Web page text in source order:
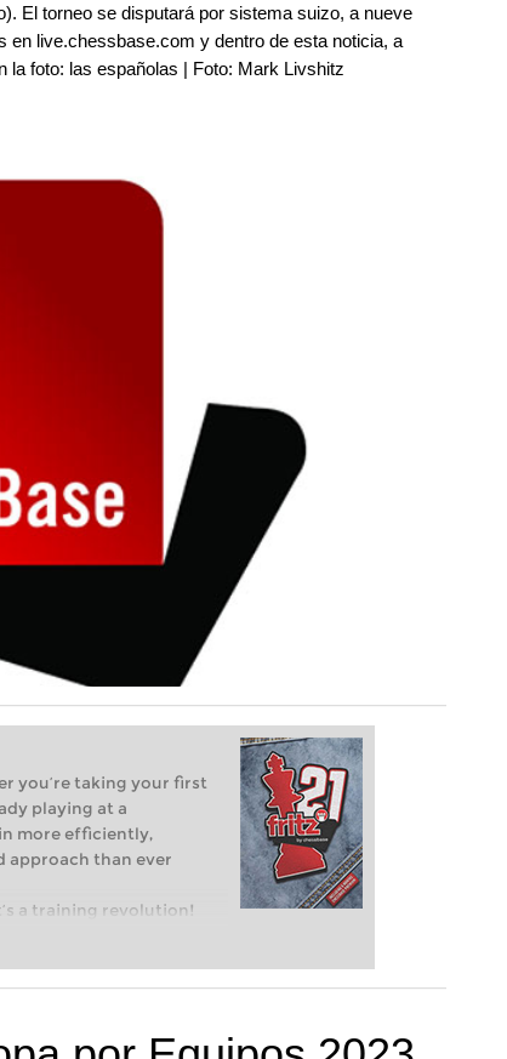
El torneo se disputará por sistema suizo, a nueve
en live.chessbase.com y dentro de esta noticia, a
la foto: las españolas | Foto: Mark Livshitz
you’re taking your first
playing at a
more efficiently,
approach than ever
a training revolution!
the world of club chess,
personalised